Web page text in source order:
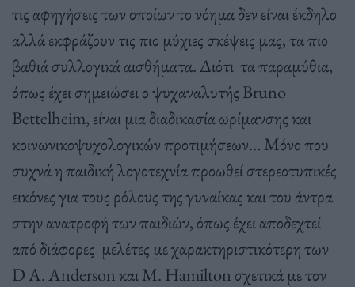
τις αφηγήσεις των οποίων το νόημα δεν είναι έκδηλο
αλλά εκφράζουν τις πιο μύχιες σκέψεις μας, τα πιο
βαθιά συλλογικά αισθήματα. Διότι τα παραμύθια,
όπως έχει σημειώσει ο ψυχαναλυτής Bruno
Bettelheim, είναι μια διαδικασία ωρίμανσης και
κοινωνικοψυχολογικών προτιμήσεων… Μόνο που
συχνά η παιδική λογοτεχνία προωθεί στερεοτυπικές
εικόνες για τους ρόλους της γυναίκας και του άντρα
στην ανατροφή των παιδιών, όπως έχει αποδεχτεί
από διάφορες μελέτες με χαρακτηριστικότερη των
D A. Anderson και M. Hamilton σχετικά με τον